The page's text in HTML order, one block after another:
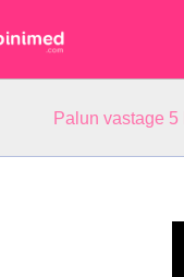
Palun vastage